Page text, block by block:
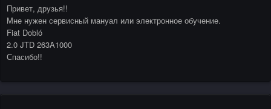
Привет, друзья!!
Мне нужен сервисный мануал или электронное обучение.
Fiat Dobló
2.0 JTD 263A1000
Спасибо!!